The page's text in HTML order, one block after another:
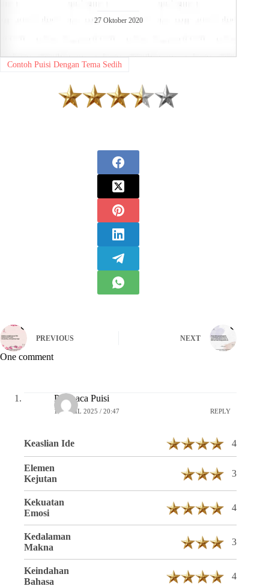
27 Oktober 2020
Contoh Puisi Dengan Tema Sedih
PREVIOUS NEXT
One comment
Pembaca Puisi
16 APRIL 2025 / 20:47 REPLY
Keaslian Ide 4
Elemen
Kejutan
3
Kekuatan
Emosi
4
Kedalaman
Makna
3
Keindahan
Bahasa
4